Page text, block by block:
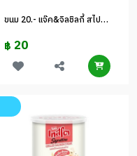
ขนม 20.- แจ๊ค&จิลชิลกี้ สไปซี่ฮอต
฿ 20